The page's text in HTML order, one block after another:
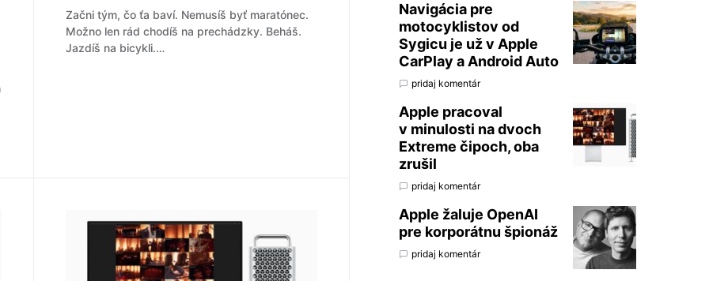
Začni tým, čo ťa baví. Nemusíš byť maratónec.
Možno len rád chodíš na prechádzky. Beháš.
Jazdíš na bicykli.…
Navigácia pre
motocyklistov od
Sygicu je už v Apple
CarPlay a Android Auto
pridaj komentár
Apple pracoval
v minulosti na dvoch
Extreme čipoch, oba
zrušil
pridaj komentár
Apple žaluje OpenAI
pre korporátnu špionáž
pridaj komentár